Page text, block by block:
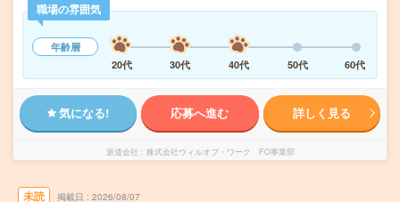
職場の雰囲気
年齢層
20代
30代 40代 50代 60代
気になる! 応募へ進む 詳しく見る
派遣会社 株式会社ウィルオブ・ワーク FO事業部
未読 掲載日 2026/08/07